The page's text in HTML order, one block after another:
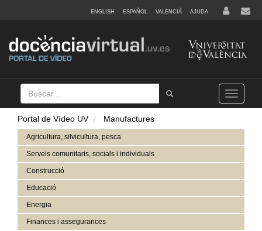
ENGLISH ESPAÑOL VALENCIÀ AJUDA
Buscar
Tramet
Toggle
navigation
Portal de Vídeo UV Manufactures
Agricultura, silvicultura, pesca
Serveis comunitaris, socials i individuals
Construcció
Educació
Energia
Finances i assegurances